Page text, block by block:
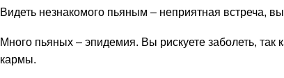
Видеть незнакомого пьяным – неприятная встреча,
Много пьяных – эпидемия. Вы рискуете заболеть,
кармы.